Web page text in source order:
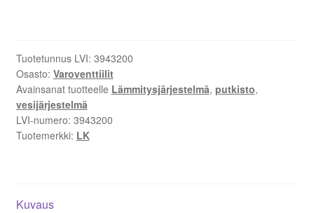
Tuotetunnus LVI: 3943200
Osasto: Varoventtiilit
Avainsanat tuotteelle Lämmitysjärjestelmä, putkisto,
vesijärjestelmä
LVI-numero: 3943200
Tuotemerkki: LK
Kuvaus